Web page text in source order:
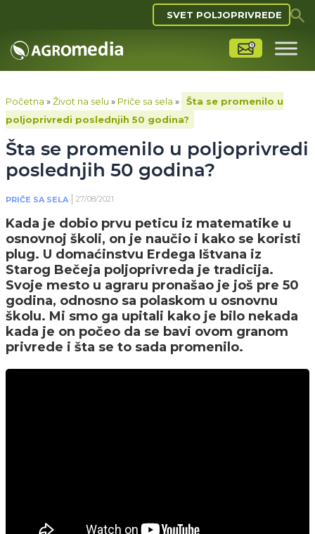
SVET POLJOPRIVREDE
Početna »Život na selu » Priče sa sela »
Šta se promenilo u
poljoprivredi poslednjih 50 godina?
Šta se promenilo u poljoprivredi
poslednjih 50 godina?
PRIČE SA SELA 27/08/2021
Kada je dobio prvu peticu iz matematike u
osnovnoj školi, on je naučio i kako se koristi
plug. U domaćinstvu Erdega Ištvana iz
Starog Bečeja poljoprivreda je tradicija.
Svoje mesto u agraru pronašao je još pre 50
godina, odnosno sa polaskom u osnovnu
školu. Mi smo ga upitali kako je bilo nekada
kada je on počeo da se bavi ovom granom
privrede i šta se to sada promenilo.